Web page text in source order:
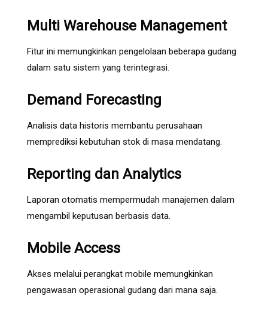
Multi Warehouse Management
Fitur ini memungkinkan pengelolaan beberapa gudang
dalam satu sistem yang terintegrasi.
Demand Forecasting
Analisis data historis membantu perusahaan
memprediksi kebutuhan stok di masa mendatang.
Reporting dan Analytics
Laporan otomatis mempermudah manajemen dalam
mengambil keputusan berbasis data.
Mobile Access
Akses melalui perangkat mobile memungkinkan
pengawasan operasional gudang dari mana saja.